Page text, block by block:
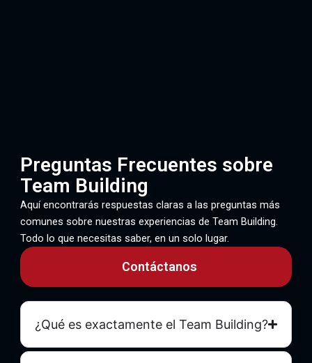
¿Qué es exactamente el Team Building?
Preguntas Frecuentes sobre
Team Building
Aquí encontrarás respuestas claras a las preguntas más
comunes sobre nuestras experiencias de Team Building.
Todo lo que necesitas saber, en un solo lugar.
Contáctanos